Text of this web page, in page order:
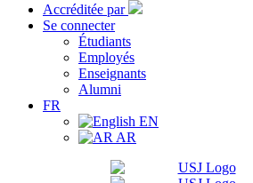
Accréditée par
Se connecter
Étudiants
Employés
Enseignants
Alumni
FR
EN
AR